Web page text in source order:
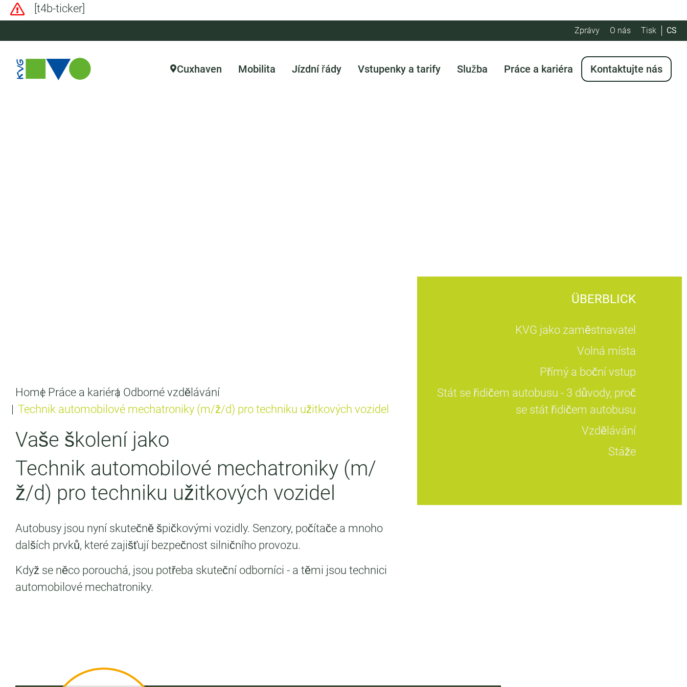
[t4b-ticker]
Zprávy O nás Tisk CS
Cuxhaven Mobilita Jízdní řády Vstupenky a tarify Služba Práce a kariéra Kontaktujte nás
ÜBERBLICK
KVG jako zaměstnavatel
Volná místa
Přímý a boční vstup
Stát se řidičem autobusu - 3 důvody, proč
se stát řidičem autobusu
Vzdělávání
Stáže
Home Práce a kariéra Odborné vzdělávání
Technik automobilové mechatroniky (m/ž/d) pro techniku užitkových vozidel
Vaše školení jako
Technik automobilové mechatroniky (m/
ž/d) pro techniku užitkových vozidel
Autobusy jsou nyní skutečně špičkovými vozidly. Senzory, počítače a mnoho
dalších prvků, které zajišťují bezpečnost silničního provozu.
Když se něco porouchá, jsou potřeba skuteční odborníci - a těmi jsou technici
automobilové mechatroniky.